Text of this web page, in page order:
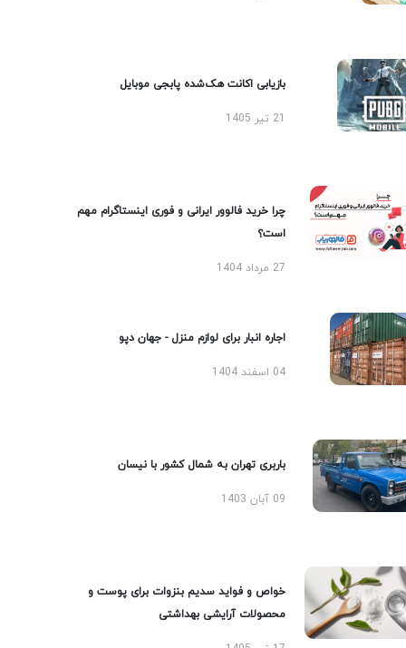
بازیابی اکانت هک‌شده پابجی موبایل
چرا خرید فالوور ایرانی و فوری اینستاگرام مهم
است؟
27 مرداد 1404
اجاره انبار برای لوازم منزل - جهان دپو
04 اسفند 1404
باربری تهران به شمال کشور با نیسان
09 آبان 1403
خواص و فواید سدیم بنزوات برای پوست و
محصولات آرایشی بهداشتی